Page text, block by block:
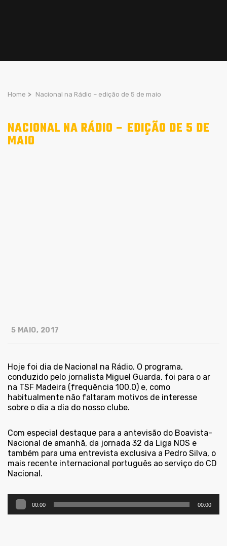
Home > Nacional na Rádio – edição de 5 de maio
NACIONAL NA RÁDIO – EDIÇÃO DE 5 DE
MAIO
5 MAIO, 2017
Hoje foi dia de Nacional na Rádio. O programa,
conduzido pelo jornalista Miguel Guarda, foi para o ar
na TSF Madeira (frequência 100.0) e, como
habitualmente não faltaram motivos de interesse
sobre o dia a dia do nosso clube.
Com especial destaque para a antevisão do Boavista-
Nacional de amanhã, da jornada 32 da Liga NOS e
também para uma entrevista exclusiva a Pedro Silva, o
mais recente internacional português ao serviço do CD
Nacional.
Reprodutor
de
00:00 00:00